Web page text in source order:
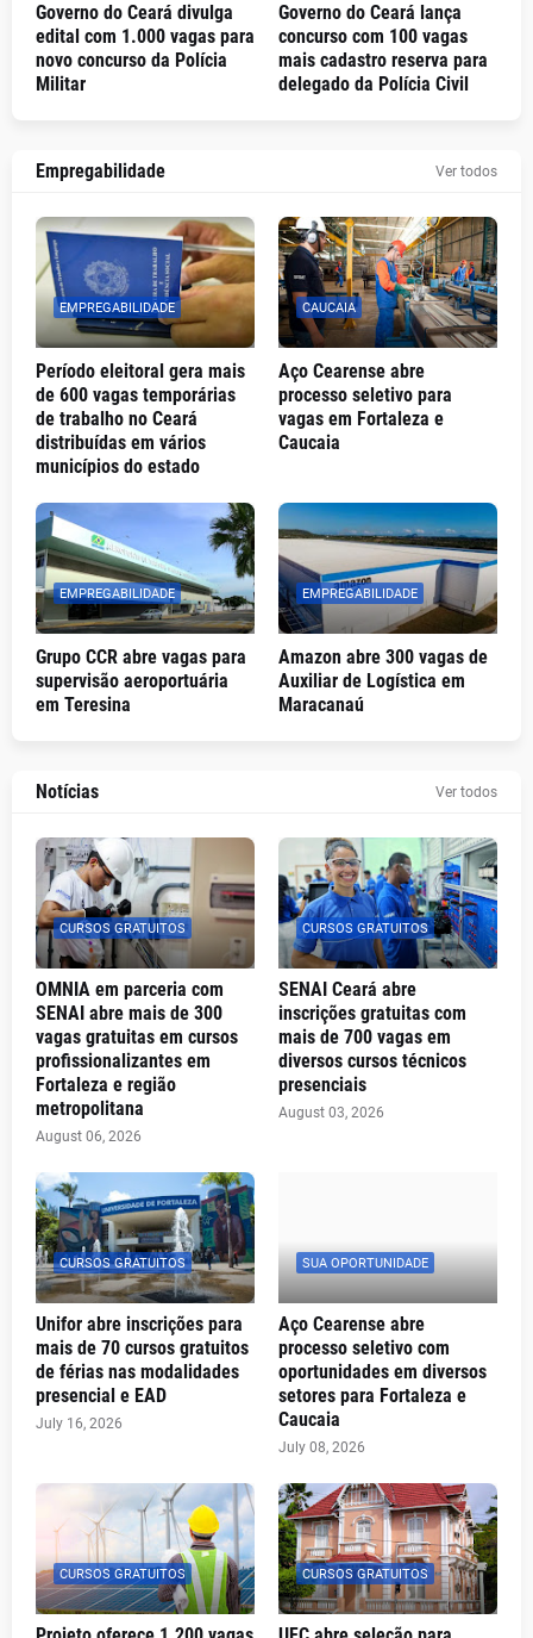
Governo do Ceará divulga
edital com 1.000 vagas para
novo concurso da Polícia
Militar
Governo do Ceará lança
concurso com 100 vagas
mais cadastro reserva para
delegado da Polícia Civil
Empregabilidade Ver todos
EMPREGABILIDADE
Período eleitoral gera mais
de 600 vagas temporárias
de trabalho no Ceará
distribuídas em vários
municípios do estado
CAUCAIA
Aço Cearense abre
processo seletivo para
vagas em Fortaleza e
Caucaia
EMPREGABILIDADE
Grupo CCR abre vagas para
supervisão aeroportuária
em Teresina
EMPREGABILIDADE
Amazon abre 300 vagas de
Auxiliar de Logística em
Maracanaú
Notícias Ver todos
CURSOS GRATUITOS
OMNIA em parceria com
SENAI abre mais de 300
vagas gratuitas em cursos
profissionalizantes em
Fortaleza e região
metropolitana
August 06, 2026
CURSOS GRATUITOS
SENAI Ceará abre
inscrições gratuitas com
mais de 700 vagas em
diversos cursos técnicos
presenciais
August 03, 2026
CURSOS GRATUITOS
Unifor abre inscrições para
mais de 70 cursos gratuitos
de férias nas modalidades
presencial e EAD
July 16, 2026
SUA OPORTUNIDADE
Aço Cearense abre
processo seletivo com
oportunidades em diversos
setores para Fortaleza e
Caucaia
July 08, 2026
CURSOS GRATUITOS CURSOS GRATUITOS